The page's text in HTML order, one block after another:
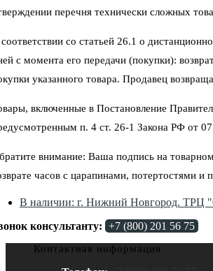
перечня технически сложных
со статьей 26.1 о
с момента его передачи (покупки):
указанного товара. Продавец
включенные в Постановление
п. 4 ст. 26-1 Закона РФ от
внимание: Ваша подпись на
часов с царапинами, потертостями
В наличии: г. Нижний Новгород. ТРЦ
консультанту: +7 (800) 201 56 75
Контактная информация